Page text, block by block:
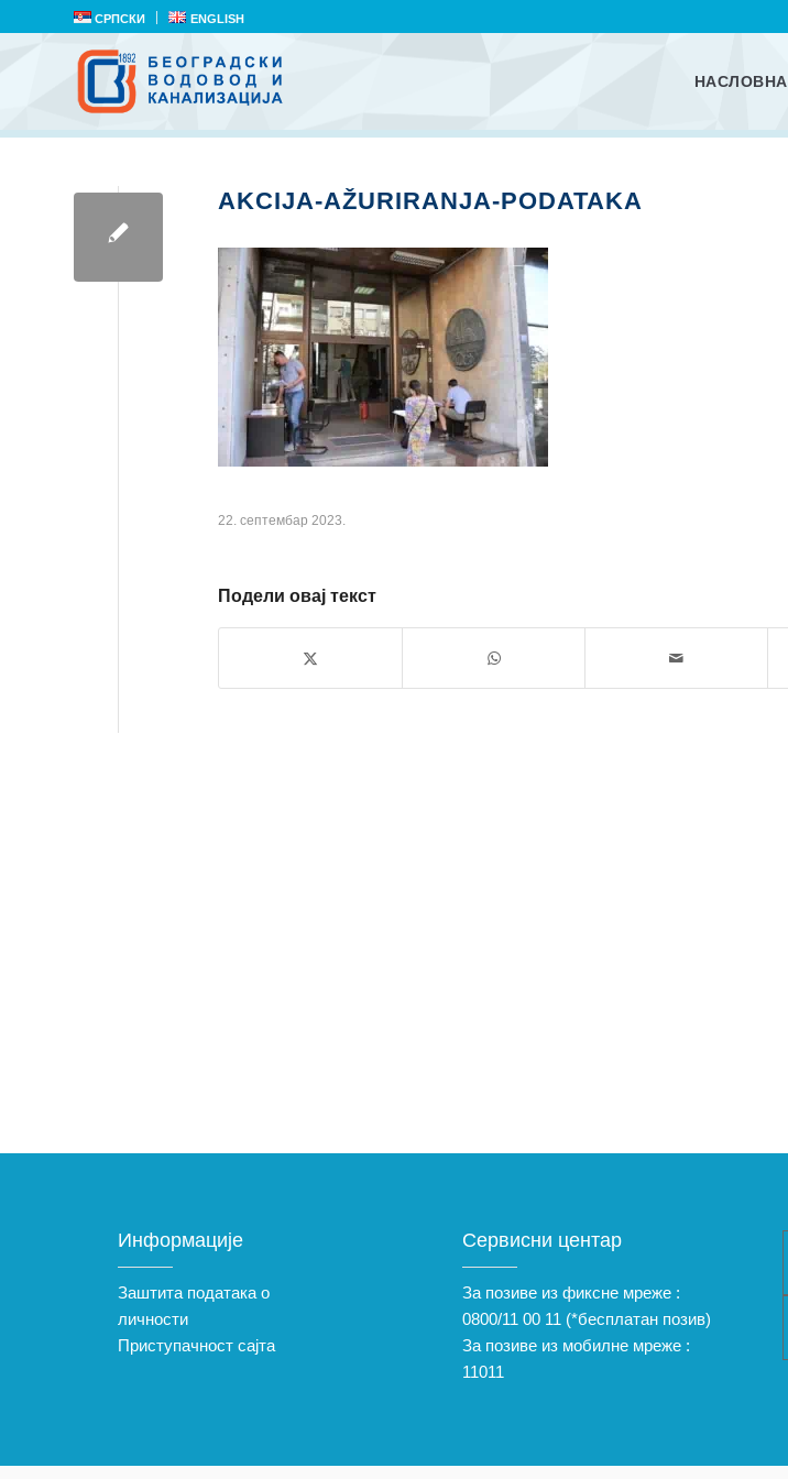
СРПСКИ ENGLISH
НАСЛОВНА
AKCIJA-AŽURIRANJA-PODATAKA
22. септембар 2023.
Подели овај текст
Информације
Заштита података о
личности
Приступачност сајта
Сервисни центар
За позиве из фиксне мреже :
0800/11 00 11 (*бесплатан позив)
За позиве из мобилне мреже :
11011